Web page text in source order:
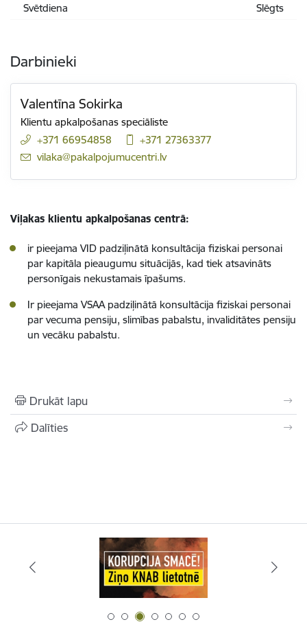
Svētdiena
Slēgts
Darbinieki
Valentīna Sokirka
Klientu apkalpošanas speciāliste
+371 66954858
+371 27363377
E-pasts:
vilaka@pakalpojumucentri.lv
Viļakas klientu apkalpošanas centrā:
ir pieejama VID padziļinātā konsultācija fiziskai personai
par kapitāla pieaugumu situācijās, kad tiek atsavināts
personīgais nekustamais īpašums.
Ir pieejama VSAA padziļinātā konsultācija fiziskai personai
par vecuma pensiju, slimības pabalstu, invaliditātes pensiju
un vecāku pabalstu.
Drukāt lapu
Dalīties